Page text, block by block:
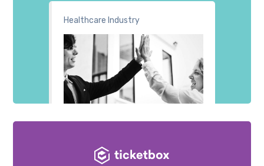
Healthcare Industry